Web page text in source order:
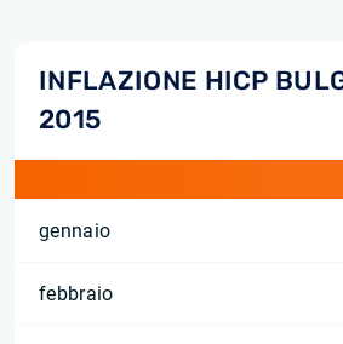
INFLAZIONE HICP
2015
gennaio
febbraio